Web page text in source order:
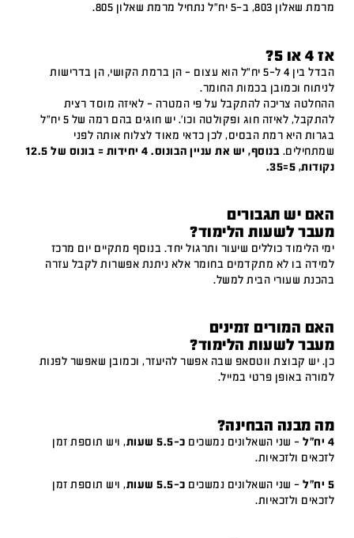
מרמת שאלון 803, ב-5 יח"ל נתחיל מרמת שאלון 805.
אז 4 או 5?
הבדל בין 4 ל-5 יח"ל הוא עצום – הן ברמת הקושי, הן בדרישות
לניתוח וכמובן בכמות החומר.
ההחלטה צריכה להתקבל על פי המטרה – לאיזה מוסד רצית
להתקבל, לאיזה חוג ופקולטה וכו'. יש חוגים בהם רמה של 5 יח"ל
בגרות היא רמת הבסיס, לכן כדאי מאוד לצלוח אותה לפני
שמתחילים.
בנוסף, יש את עניין הבונוס. 4 יחידות = בונוס של 12.5
נקודות, 5=35.
האם יש תגבורים
מעבר לשעות הלימוד?
ימי הלימוד כוללים שיעור ותרגול יחד. בנוסף מתקיים יום מרכז
למידה בו לא מתקדמים בחומר אלא ניתנת אפשרות לקבל עזרה
בהכנת שעורי הבית למשל.
האם המורים זמינים
מעבר לשעות הלימוד?
כן. יש קבוצת ווטסאפ שבה אפשר להיעזר, וכמובן שאפשר לפנות
למורה באופן פרטי במייל.
מה מבנה הבחינה?
4 יח"ל – שני השאלונים נמשכים כ-5.5 שעות
, ויש תוספת זמן
לזכאים ולזכאיות.
5 יח"ל – שני השאלונים נמשכים כ-5.5 שעות
, ויש תוספת זמן
לזכאים ולזכאיות.